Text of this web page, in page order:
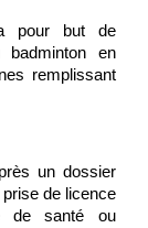
pour but de
en
remplissant
un dossier
de licence
de santé ou